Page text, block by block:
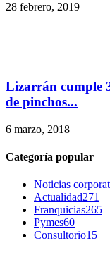
28 febrero, 2019
Lizarrán cumple
de pinchos...
6 marzo, 2018
Categoría popular
Noticias
Actualidad271
Franquicias265
Pymes60
Consultorio15